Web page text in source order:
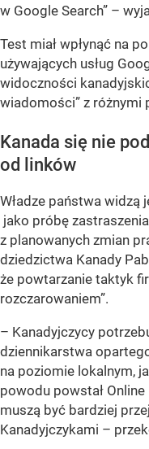
w Google Search” –
Test miał wpłynąć na
używających usług
widoczności
wiadomości” z różnymi
Kanada się nie
od linków
Władze państwa widzą
jako próbę
z planowanych zmian
dziedzictwa Kanady
że powtarzanie taktyk
rozczarowaniem”.
– Kanadyjczycy
dziennikarstwa
na poziomie lokalnym,
powodu powstał
muszą być bardziej
Kanadyjczykami –